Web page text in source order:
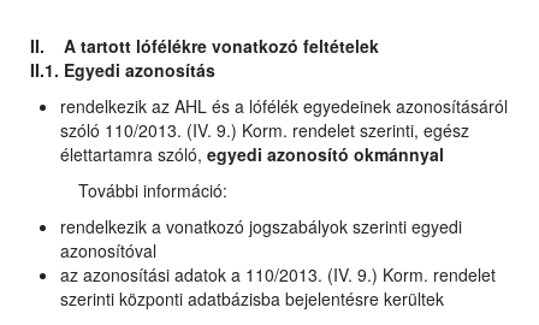
II. A tartott lófélékre vonatkozó feltételek
II.1. Egyedi azonosítás
rendelkezik az AHL és a lófélék egyedeinek azonosításáról
szóló 110/2013. (IV. 9.) Korm. rendelet szerinti, egész
élettartamra szóló, egyedi azonosító okmánnyal
További információ:
rendelkezik a vonatkozó jogszabályok szerinti egyedi
azonosítóval
az azonosítási adatok a 110/2013. (IV. 9.) Korm. rendelet
szerinti központi adatbázisba bejelentésre kerültek